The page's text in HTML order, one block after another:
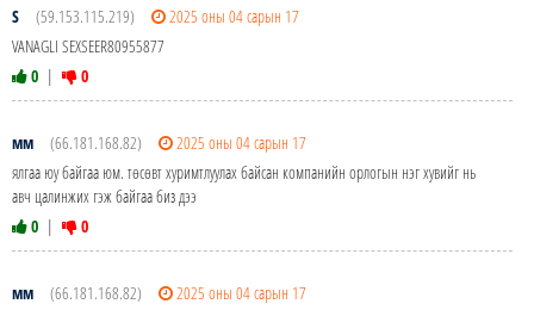
S (59.153.115.219)
2025 оны 04 сарын 17
VANAGLI SEXSEER80955877
0 | 0
мм (66.181.168.82)
2025 оны 04 сарын 17
ялгаа юу байгаа юм. төсөвт хуримтлуулах байсан компанийн орлогын нэг хувийг нь
авч цалинжих гэж байгаа биз дээ
0 | 0
мм (66.181.168.82)
2025 оны 04 сарын 17